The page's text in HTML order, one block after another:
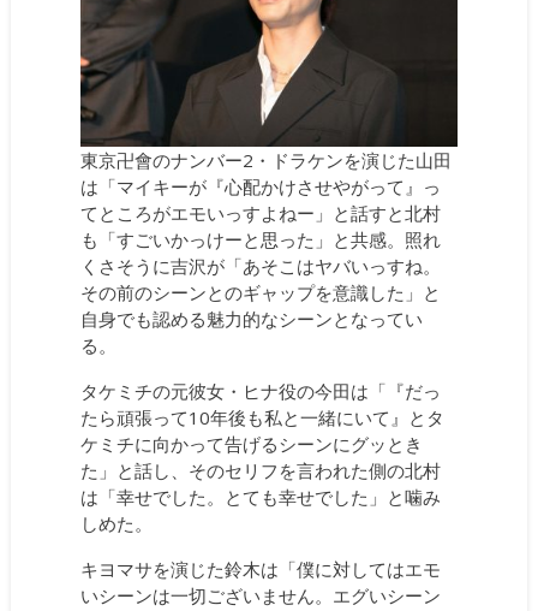
東京卍會のナンバー2・ドラケンを演じた山田
は「マイキーが『心配かけさせやがって』っ
てところがエモいっすよねー」と話すと北村
も「すごいかっけーと思った」と共感。照れ
くさそうに吉沢が「あそこはヤバいっすね。
その前のシーンとのギャップを意識した」と
自身でも認める魅力的なシーンとなってい
る。
タケミチの元彼女・ヒナ役の今田は「『だっ
たら頑張って10年後も私と一緒にいて』とタ
ケミチに向かって告げるシーンにグッとき
た」と話し、そのセリフを言われた側の北村
は「幸せでした。とても幸せでした」と噛み
しめた。
キヨマサを演じた鈴木は「僕に対してはエモ
いシーンは一切ございません。エグいシーン